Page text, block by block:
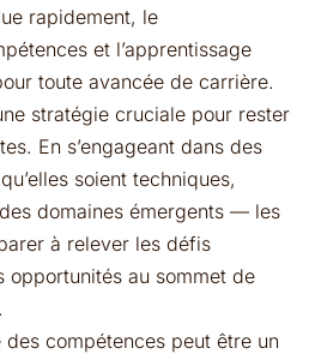
rapidement, le
et l’apprentissage
toute avancée de carrière.
stratégie cruciale pour rester
En s’engageant dans des
soient techniques,
domaines émergents — les
à relever les défis
opportunités au sommet de
des compétences peut être un